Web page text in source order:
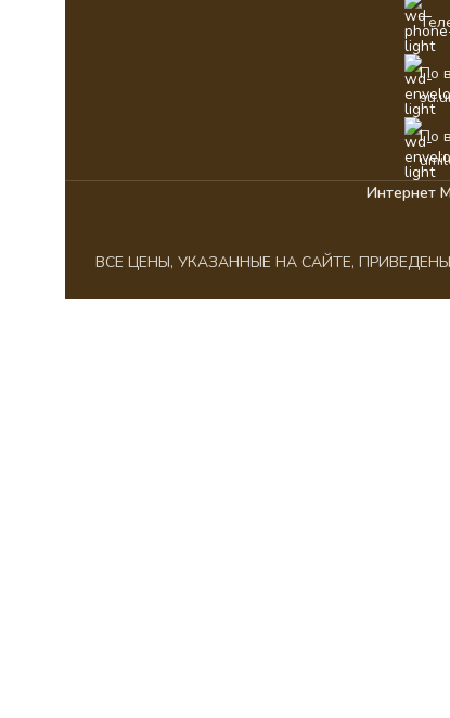
По
По
Интернет
ВСЕ ЦЕНЫ, УКАЗАННЫЕ НА САЙТЕ,